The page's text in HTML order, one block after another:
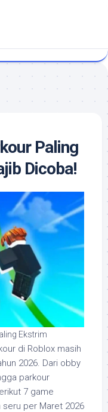
Paling
Dicoba!
Ekstrim
di Roblox masih
2026. Dari obby
parkour
7 game
per Maret 2026